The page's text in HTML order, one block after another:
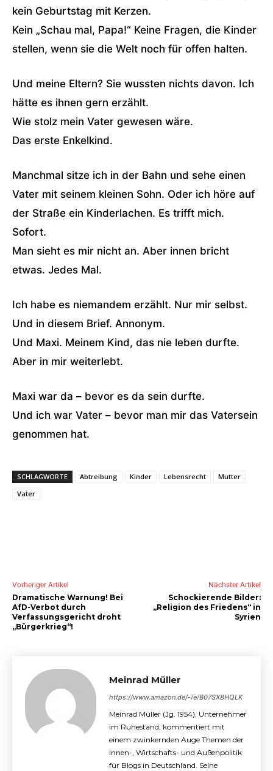
kein Geburtstag mit Kerzen.
Kein „Schau mal, Papa!“ Keine Fragen, die Kinder
stellen, wenn sie die Welt noch für offen halten.
Und meine Eltern? Sie wussten nichts davon. Ich
hätte es ihnen gern erzählt.
Wie stolz mein Vater gewesen wäre.
Das erste Enkelkind.
Manchmal sitze ich in der Bahn und sehe einen
Vater mit seinem kleinen Sohn. Oder ich höre auf
der Straße ein Kinderlachen. Es trifft mich.
Sofort.
Man sieht es mir nicht an. Aber innen bricht
etwas. Jedes Mal.
Ich habe es niemandem erzählt. Nur mir selbst.
Und in diesem Brief. Annonym.
Und Maxi. Meinem Kind, das nie leben durfte.
Aber in mir weiterlebt.
Maxi war da – bevor es da sein durfte.
Und ich war Vater – bevor man mir das Vatersein
genommen hat.
SCHLAGWORTE Abtreibung Kinder Lebensrecht
Mutter
Vater
Vorheriger Artikel
Dramatische Warnung! Bei
AfD-Verbot durch
Verfassungsgericht droht
„Bürgerkrieg“!
Nächster Artikel
Schockierende Bilder:
„Religion des Friedens“ in
Syrien
Meinrad Müller
https://www.amazon.de/-/e/B07SX8HQLK
Meinrad Müller (Jg. 1954), Unternehmer
im Ruhestand, kommentiert mit
einem zwinkernden Auge Themen der
Innen-, Wirtschafts- und Außenpolitik
für Blogs in Deutschland. Seine